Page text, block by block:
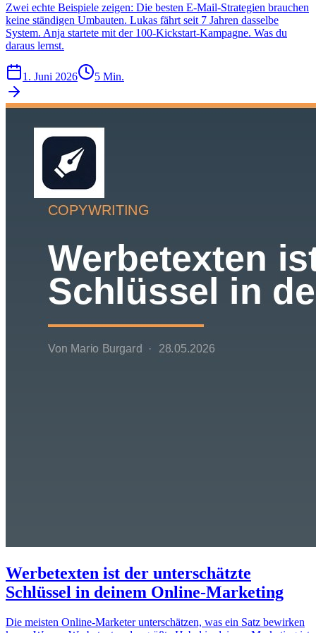
Zwei echte Beispiele zeigen: Die besten E-Mail-Strategien brauchen
keine ständigen Umbauten. Lukas fährt seit 7 Jahren dasselbe
System. Anja startete mit der 100-Kickstart-Kampagne. Was du
daraus lernst.
1. Juni 2026 5 Min.
Werbetexten ist der unterschätzte
Schlüssel in deinem Online-Marketing
Die meisten Online-Marketer unterschätzen, was ein Satz bewirken